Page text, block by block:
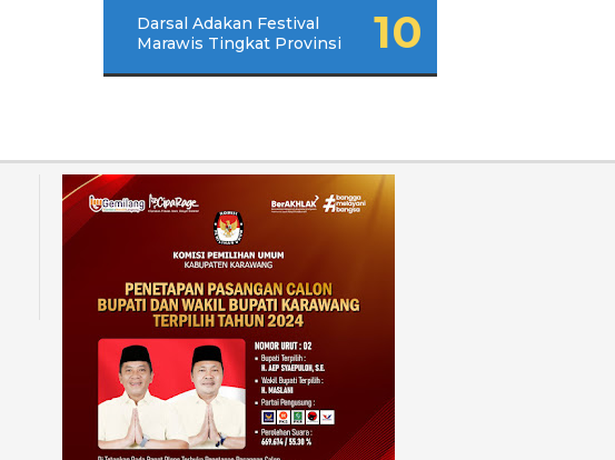
Darsal Adakan Festival
Marawis Tingkat Provinsi